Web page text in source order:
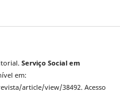
Serviço Social em
em:
article/view/38492. Acesso